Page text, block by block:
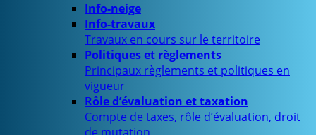
Info-neige
Info-travaux
Travaux en cours sur le territoire
Politiques et règlements
Principaux règlements et politiques en
vigueur
Rôle d’évaluation et taxation
Compte de taxes, rôle d’évaluation, droit